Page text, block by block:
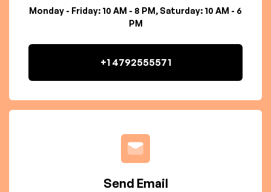
Monday - Friday: 10 AM - 8 PM, Saturday: 10 AM - 6
PM
+1 4792555571
Send Email